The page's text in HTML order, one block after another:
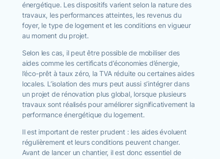
énergétique. Les dispositifs varient selon la nature des
travaux, les performances atteintes, les revenus du
foyer, le type de logement et les conditions en vigueur
au moment du projet.
Selon les cas, il peut être possible de mobiliser des
aides comme les certificats d’économies d’énergie,
l’éco-prêt à taux zéro, la TVA réduite ou certaines aides
locales. L’isolation des murs peut aussi s’intégrer dans
un projet de rénovation plus global, lorsque plusieurs
travaux sont réalisés pour améliorer significativement la
performance énergétique du logement.
Il est important de rester prudent : les aides évoluent
régulièrement et leurs conditions peuvent changer.
Avant de lancer un chantier, il est donc essentiel de